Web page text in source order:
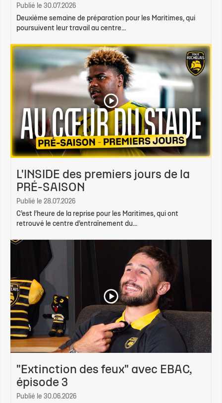
Publié le 30.07.2026
Deuxième semaine de préparation pour les Maritimes, qui
poursuivent leur travail au centre...
L'INSIDE des premiers jours de la
PRÉ-SAISON
Publié le 28.07.2026
C’est l’heure de la reprise pour les Maritimes, qui ont
retrouvé le centre d’entraînement du...
"Extinction des feux" avec EBAC,
épisode 3
Publié le 30.06.2026